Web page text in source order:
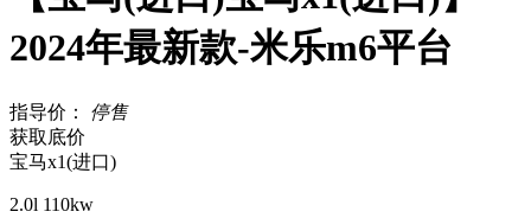
2024年最新款-米乐m6平台
指导价： 停售
获取底价
宝马x1(进口)
2.0l 110kw